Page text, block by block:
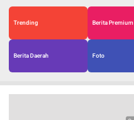
Trending Berita Premium
Berita Daerah Foto